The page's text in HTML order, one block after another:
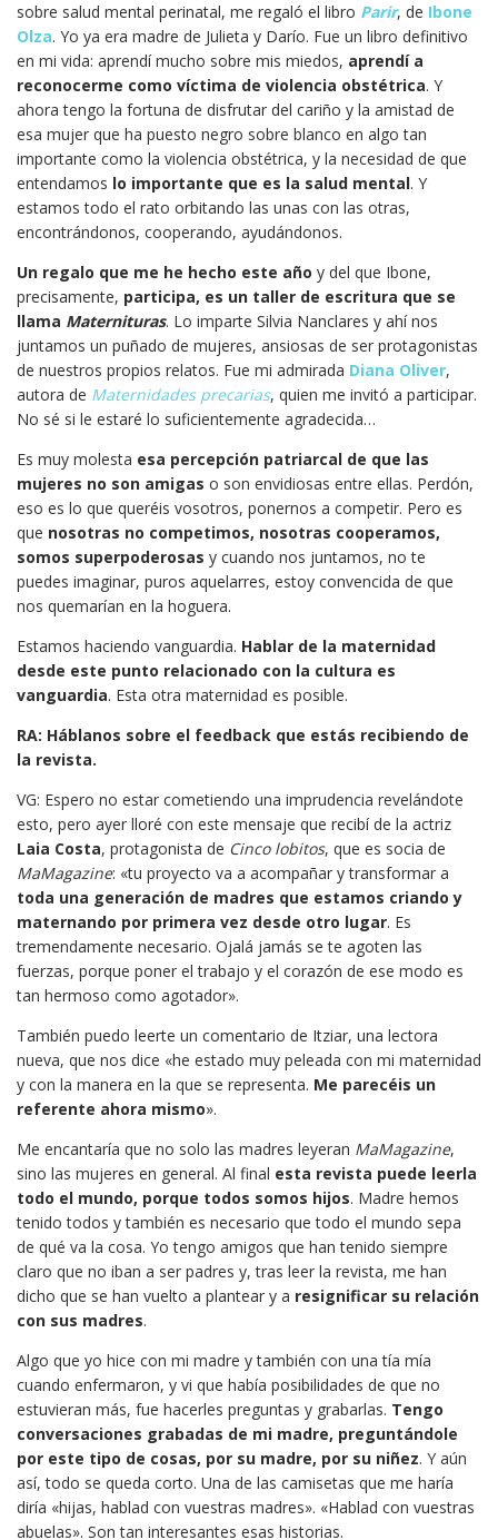
sobre salud mental perinatal, me regaló el libro Parir, de Ibone
Olza. Yo ya era madre de Julieta y Darío. Fue un libro definitivo
en mi vida: aprendí mucho sobre mis miedos, aprendí a
reconocerme como víctima de violencia obstétrica. Y
ahora tengo la fortuna de disfrutar del cariño y la amistad de
esa mujer que ha puesto negro sobre blanco en algo tan
importante como la violencia obstétrica, y la necesidad de que
entendamos lo importante que es la salud mental. Y
estamos todo el rato orbitando las unas con las otras,
encontrándonos, cooperando, ayudándonos.
Un regalo que me he hecho este año y del que Ibone,
precisamente, participa, es un taller de escritura que se
llama Maternituras. Lo imparte Silvia Nanclares y ahí nos
juntamos un puñado de mujeres, ansiosas de ser protagonistas
de nuestros propios relatos. Fue mi admirada Diana Oliver,
autora de Maternidades precarias, quien me invitó a participar.
No sé si le estaré lo suficientemente agradecida…
Es muy molesta esa percepción patriarcal de que las
mujeres no son amigas o son envidiosas entre ellas. Perdón,
eso es lo que queréis vosotros, ponernos a competir. Pero es
que nosotras no competimos, nosotras cooperamos,
somos superpoderosas y cuando nos juntamos, no te
puedes imaginar, puros aquelarres, estoy convencida de que
nos quemarían en la hoguera.
Estamos haciendo vanguardia. Hablar de la maternidad
desde este punto relacionado con la cultura es
vanguardia. Esta otra maternidad es posible.
RA: Háblanos sobre el feedback que estás recibiendo de
la revista.
VG: Espero no estar cometiendo una imprudencia revelándote
esto, pero ayer lloré con este mensaje que recibí de la actriz
Laia Costa, protagonista de Cinco lobitos, que es socia de
MaMagazine: «tu proyecto va a acompañar y transformar a
toda una generación de madres que estamos criando y
maternando por primera vez desde otro lugar. Es
tremendamente necesario. Ojalá jamás se te agoten las
fuerzas, porque poner el trabajo y el corazón de ese modo es
tan hermoso como agotador».
También puedo leerte un comentario de Itziar, una lectora
nueva, que nos dice «he estado muy peleada con mi maternidad
y con la manera en la que se representa. Me parecéis un
referente ahora mismo».
Me encantaría que no solo las madres leyeran MaMagazine,
sino las mujeres en general. Al final esta revista puede leerla
todo el mundo, porque todos somos hijos. Madre hemos
tenido todos y también es necesario que todo el mundo sepa
de qué va la cosa. Yo tengo amigos que han tenido siempre
claro que no iban a ser padres y, tras leer la revista, me han
dicho que se han vuelto a plantear y a resignificar su relación
con sus madres.
Algo que yo hice con mi madre y también con una tía mía
cuando enfermaron, y vi que había posibilidades de que no
estuvieran más, fue hacerles preguntas y grabarlas. Tengo
conversaciones grabadas de mi madre, preguntándole
por este tipo de cosas, por su madre, por su niñez. Y aún
así, todo se queda corto. Una de las camisetas que me haría
diría «hijas, hablad con vuestras madres». «Hablad con vuestras
abuelas». Son tan interesantes esas historias.